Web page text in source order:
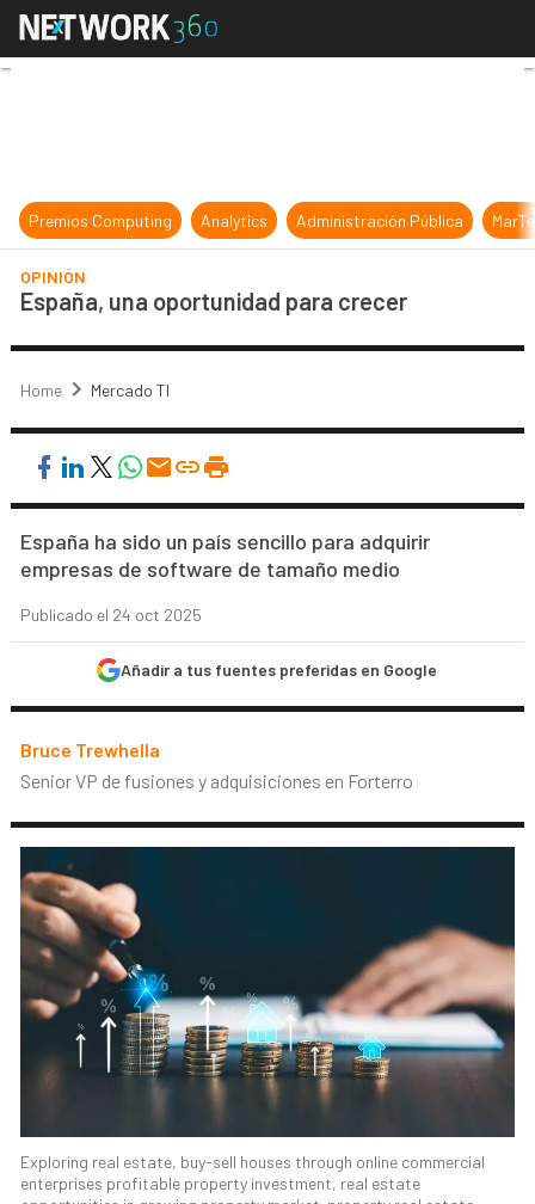
España, una oportunidad para
Premios Computing Analytics Administración Pública
OPINIÓN
España, una oportunidad para crecer
Home Mercado TI
España ha sido un país sencillo para adquirir
empresas de software de tamaño medio
Publicado el 24 oct 2025
Añadir a tus fuentes preferidas en Google
Bruce Trewhella
Senior VP de fusiones y adquisiciones en Forterro
Exploring real estate, buy-sell houses through online commercial
enterprises profitable property investment, real estate